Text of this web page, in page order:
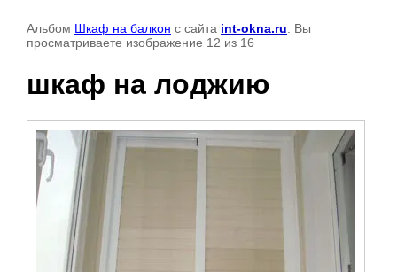
Альбом Шкаф на балкон с сайта int-okna.ru . Вы
просматриваете изображение 12 из 16
шкаф на лоджию